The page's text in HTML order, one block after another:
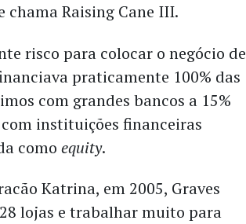
chama Raising Cane III.
risco para colocar o negócio de
praticamente 100% das
com grandes bancos a 15%
instituições financeiras
comoequity.
Katrina, em 2005, Graves
lojas e trabalhar muito para